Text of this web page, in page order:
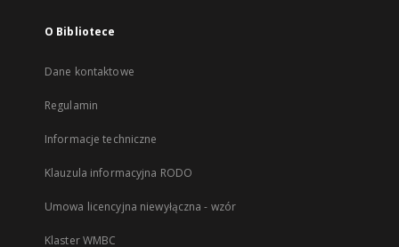
O Bibliotece
Dane kontaktowe
Regulamin
Informacje techniczne
Klauzula informacyjna RODO
Umowa licencyjna niewyłączna - wzór
Klaster WMBC